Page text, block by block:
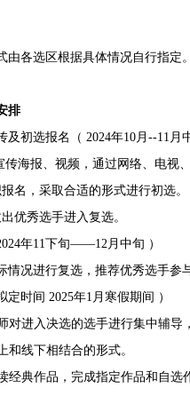
由各选区根据具体情况自行指定
排
及初选报名（ 2024年10月 --11 月
传海报、视频，通过网络、电视
名，采取合适的形式进行初选。
优秀选手进入复选。
年11下旬——12月中旬 ）
情况进行复选，推荐优秀选手参
定时间 2025年1 月寒假期间 ）
对进入决选的选手进行集中辅导
和线下相结合的形式。
经典作品，完成指定作品和自选